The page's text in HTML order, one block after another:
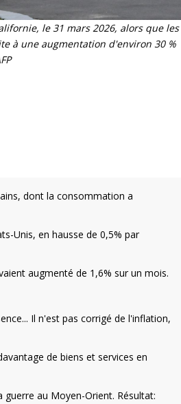
le 31 mars 2026, alors que les
à une augmentation d'environ 30 %
dont la consommation a
Unis, en hausse de 0,5% par
augmenté de 1,6% sur un mois.
Il n'est pas corrigé de l'inflation,
de biens et services en
au Moyen-Orient. Résultat: